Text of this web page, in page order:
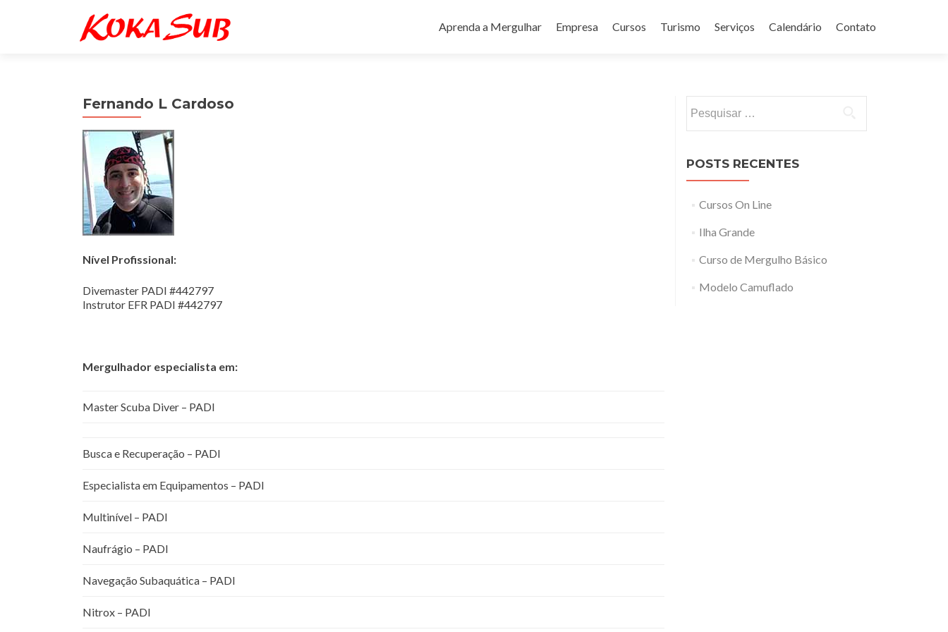
para
Aprenda a Mergulhar Empresa Cursos Turismo Serviços Calendário Contato
Fernando L Cardoso
Nível Profissional:
Divemaster PADI #442797
Instrutor EFR PADI #442797
Mergulhador especialista em:
Master Scuba Diver – PADI
Busca e Recuperação – PADI
Especialista em Equipamentos – PADI
Multinível – PADI
Naufrágio – PADI
Navegação Subaquática – PADI
Nitrox – PADI
por:
POSTS RECENTES
Cursos On Line
Ilha Grande
Curso de Mergulho Básico
Modelo Camuflado